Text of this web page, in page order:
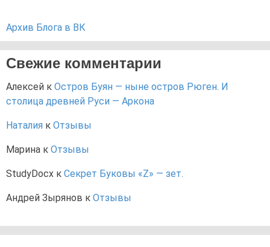
Архив Блога в ВК
Свежие комментарии
Алексей к Остров Буян — ныне остров Рюген. И
столица древней Руси — Аркона
Наталия к Отзывы
Марина к Отзывы
StudyDocx к Секрет Буковы «Z» — зет.
Андрей Зырянов к Отзывы